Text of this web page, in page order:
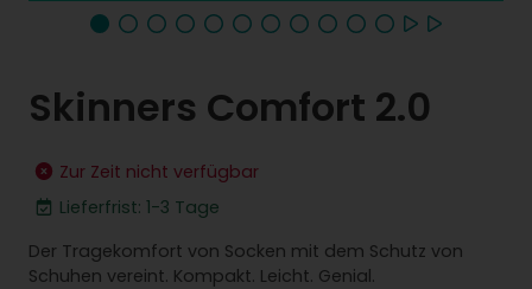
Skinners Comfort 2.0
Zur Zeit nicht verfügbar
Lieferfrist: 1-3 Tage
Der Tragekomfort von Socken mit dem Schutz von
Schuhen vereint. Kompakt. Leicht. Genial.